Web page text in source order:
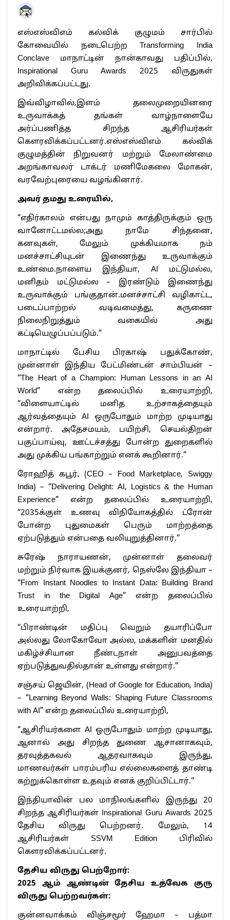
எஸ்எஸ்விஎம் கல்விக் குழுமம் சார்பில்
கோவையில் நடைபெற்ற Transforming India
Conclave மாநாட்டின் நான்காவது பதிப்பில்,
Inspirational Guru Awards 2025 விருதுகள்
அறிவிக்கப்பட்டது.
இவ்விழாவில்,இளம் தலைமுறையினரை
உருவாக்கத் தங்கள் வாழ்நாளையே
அர்ப்பணித்த சிறந்த ஆசிரியர்கள்
கௌரவிக்கப்பட்டனர்.எஸ்எஸ்விஎம் கல்விக்
குழுமத்தின் நிறுவனர் மற்றும் மேலாண்மை
அறங்காவலர் டாக்டர் மணிமேகலை மோகன்,
வரவேற்புரையை வழங்கினார்.
அவர் தமது உரையில்,
“எதிர்காலம் என்பது நாமும் காத்திருக்கும் ஒரு
வானோட்டமல்ல;அது நாமே சிந்தனை,
கனவுகள், மேலும் முக்கியமாக நம்
மனச்சாட்சியுடன் இணைந்து உருவாக்கும்
உண்மை.நாளைய இந்தியா, AI மட்டுமல்ல,
மனிதம் மட்டுமல்ல – இரண்டும் இணைந்து
உருவாக்கும் பங்குதான்.மனச்சாட்சி வழிகாட்ட,
படைப்பாற்றல் வடிவமைத்து, கருணை
நிலைநிறுத்தும் வகையில் அது
கட்டியெழுப்பப்படும்.”
மாநாட்டில் பேசிய பிரகாஷ் பதுக்கோண்,
முன்னாள் இந்திய பேட்மிண்டன் சாம்பியன் –
“The Heart of a Champion: Human Lessons in an AI
World” என்ற தலைப்பில் உரையாற்றி,
“விளையாட்டில் மனித உற்சாகத்தையும்
ஆர்வத்தையும் AI ஒருபோதும் மாற்ற முடியாது
என்றார். அதேசமயம், பயிற்சி, செயல்திறன்
பகுப்பாய்வு, ஊட்டச்சத்து போன்ற துறைகளில்
அது முக்கிய பங்காற்றும் எனக் கூறினார்.”
ரோஹித் கபூர், (CEO – Food Marketplace, Swiggy
India) – “Delivering Delight: AI, Logistics & the Human
Experience” என்ற தலைப்பில் உரையாற்றி,
“2035க்குள் உணவு விநியோகத்தில் ட்ரோன்
போன்ற புதுமைகள் பெரும் மாற்றத்தை
ஏற்படுத்தும் என்பதை வலியுறுத்தினார்.”
சுரேஷ் நாராயணன், முன்னாள் தலைவர்
மற்றும் நிர்வாக இயக்குனர், நெஸ்லே இந்தியா –
“From Instant Noodles to Instant Data: Building Brand
Trust in the Digital Age” என்ற தலைப்பில்
உரையாற்றி,
“பிராண்டின் மதிப்பு வெறும் தயாரிப்போ
அல்லது லோகோவோ அல்ல, மக்களின் மனதில்
மகிழ்ச்சியான நீண்டநாள் அனுபவத்தை
ஏற்படுத்துவதில்தான் உள்ளது என்றார்.”
சஞ்சய் ஜெயின், (Head of Google for Education, India)
– “Learning Beyond Walls: Shaping Future Classrooms
with AI” என்ற தலைப்பில் உரையாற்றி,
“ஆசிரியர்களை AI ஒருபோதும் மாற்ற முடியாது,
ஆனால் அது சிறந்த துணை ஆசானாகவும்,
தரவுத்தகவல் ஆதரவாகவும் இருந்து,
மாணவர்கள் பாரம்பரிய எல்லைகளைத் தாண்டி
கற்றுக்கொள்ள உதவும் எனக் குறிப்பிட்டார்.”
இந்தியாவின் பல மாநிலங்களில் இருந்து 20
சிறந்த ஆசிரியர்கள் Inspirational Guru Awards 2025
தேசிய விருது பெற்றனர். மேலும், 14
ஆசிரியர்கள் SSVM Edition பிரிவில்
கௌரவிக்கப்பட்டனர்.
தேசிய விருது பெற்றோர்:
2025 ஆம் ஆண்டின் தேசிய உத்வேக குரு
விருது பெற்றவர்கள்:
குன்னவாக்கம் விஞ்சமூர் ஹேமா – பத்மா